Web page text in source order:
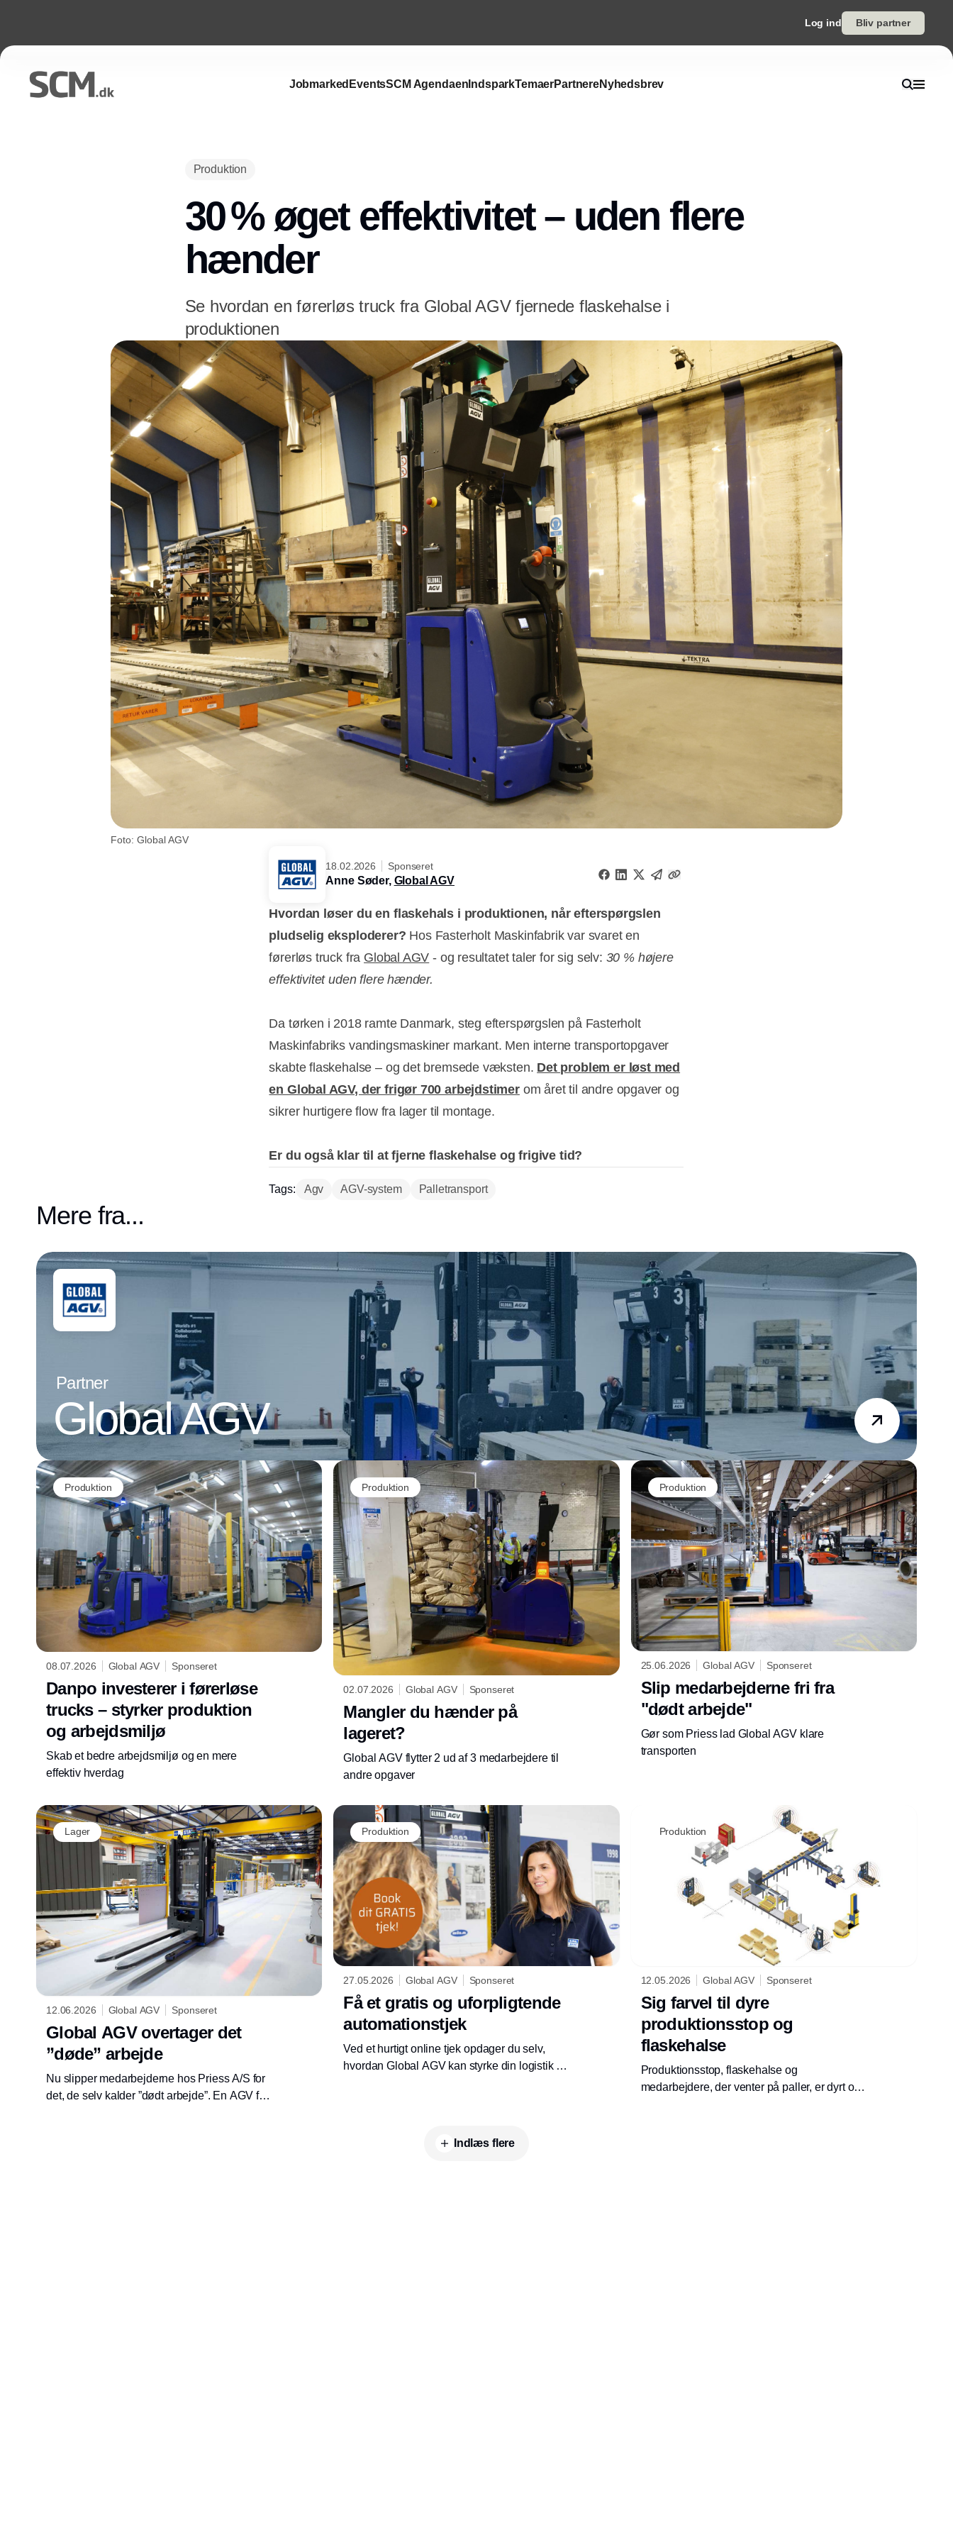
Log ind Bliv partner
Jobmarked EventsSCM Agendaen IndsparkTemaerPartnereNyhedsbrev
Produktion
30 % øget effektivitet – uden flere
hænder
Se hvordan en førerløs truck fra Global AGV fjernede flaskehalse i
produktionen
Foto: Global AGV
18.02.2026 Sponseret
Anne Søder, Global AGV
Hvordan løser du en flaskehals i produktionen, når efterspørgslen
pludselig eksploderer? Hos Fasterholt Maskinfabrik var svaret en
førerløs truck fra Global AGV - og resultatet taler for sig selv: 30 % højere
effektivitet uden flere hænder.
Da tørken i 2018 ramte Danmark, steg efterspørgslen på Fasterholt
Maskinfabriks vandingsmaskiner markant. Men interne transportopgaver
skabte flaskehalse – og det bremsede væksten. Det problem er løst med
en Global AGV, der frigør 700 arbejdstimerom året til andre opgaver og
sikrer hurtigere flow fra lager til montage.
Er du også klar til at fjerne flaskehalse og frigive tid?
Tags: Agv AGV-system Palletransport
Mere fra...
Partner
Global AGV
Produktion
08.07.2026 Global AGV Sponseret
Danpo investerer i førerløse
trucks – styrker produktion
og arbejdsmiljø
Skab et bedre arbejdsmiljø og en mere
effektiv hverdag
Produktion
02.07.2026 Global AGV Sponseret
Mangler du hænder på
lageret?
Global AGV flytter 2 ud af 3 medarbejdere til
andre opgaver
Produktion
25.06.2026 Global AGV Sponseret
Slip medarbejderne fri fra
"dødt arbejde"
Gør som Priess lad Global AGV klare
transporten
Lager
12.06.2026 Global AGV Sponseret
Global AGV overtager det
”døde” arbejde
Nu slipper medarbejderne hos Priess A/S for
det, de selv kalder ”dødt arbejde”. En AGV fra
Produktion
27.05.2026 Global AGV Sponseret
Få et gratis og uforpligtende
automationstjek
Ved et hurtigt online tjek opdager du selv,
hvordan Global AGV kan styrke din logistik og
Produktion
12.05.2026 Global AGV Sponseret
Sig farvel til dyre
produktionsstop og
flaskehalse
Produktionsstop, flaskehalse og
medarbejdere, der venter på paller, er dyrt og
Indlæs flere